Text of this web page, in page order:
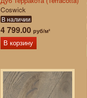
Coswick
В наличии
4 799.00 руб/м²
В корзину